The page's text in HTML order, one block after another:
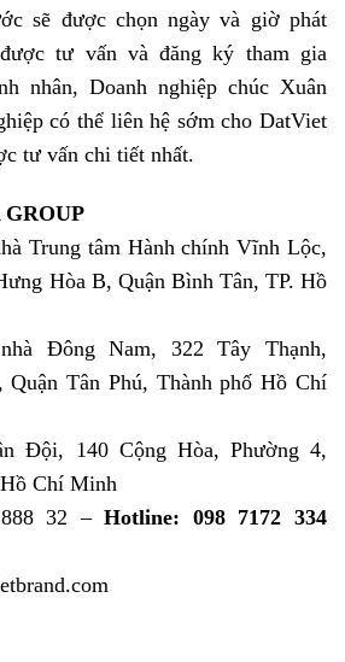
sẽ được chọn ngày và giờ phát
tư vấn và đăng ký tham gia
nhân, Doanh nghiệp chúc Xuân
có thể liên hệ sớm cho DatViet
tư vấn chi tiết nhất.
Trung tâm Hành chính Vĩnh Lộc,
Hòa B, Quận Bình Tân, TP. Hồ
Đông Nam, 322 Tây Thạnh,
Quận Tân Phú, Thành phố Hồ Chí
Đội, 140 Cộng Hòa, Phường 4,
Chí Minh
888 32 –Hotline: 098 7172 334